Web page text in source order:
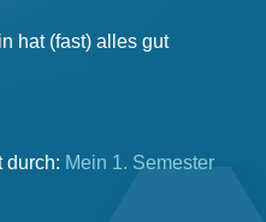
hat (fast) alles gut
durch: Mein 1. Semester